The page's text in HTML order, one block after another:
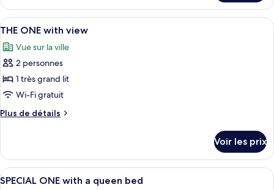
le
type
de
THE
ONE
Afficher
toutes
les
photos
pour
ce
type
de
THE
ONE
with
Une chambre d’hôtel avec un
7
THE ONE with view
Vue sur la ville
2 personnes
1 très grand lit
Wi-Fi gratuit
Plus de détails
Plus
le
type
de
Voir les prix
Afficher
Une chambre d’hôtel avec un
5
SPECIAL ONE with a queen bed